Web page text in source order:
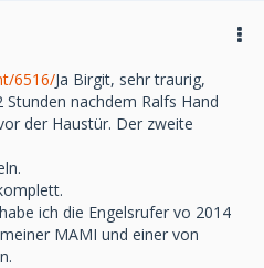
6516/Ja Birgit, sehr traurig,
nachdem Ralfs Hand
der Haustür. Der zweite
ich die Engelsrufer vo 2014
MAMI und einer von